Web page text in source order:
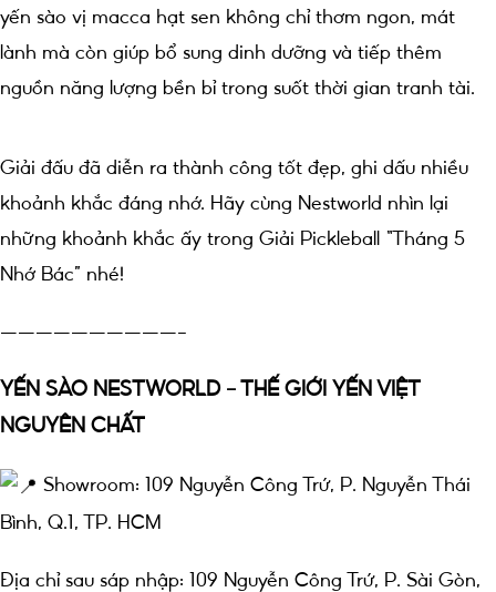
yến sào vị macca hạt sen không chỉ thơm ngon, mát
lành mà còn giúp bổ sung dinh dưỡng và tiếp thêm
nguồn năng lượng bền bỉ trong suốt thời gian tranh tài.
Giải đấu đã diễn ra thành công tốt đẹp, ghi dấu nhiều
khoảnh khắc đáng nhớ. Hãy cùng Nestworld nhìn lại
những khoảnh khắc ấy trong Giải Pickleball “Tháng 5
Nhớ Bác” nhé!
——————————–
YẾN SÀO NESTWORLD – THẾ GIỚI YẾN VIỆT
NGUYÊN CHẤT
Showroom: 109 Nguyễn Công Trứ, P. Nguyễn Thái
Bình, Q.1, TP. HCM
Địa chỉ sau sáp nhập: 109 Nguyễn Công Trứ, P. Sài Gòn,